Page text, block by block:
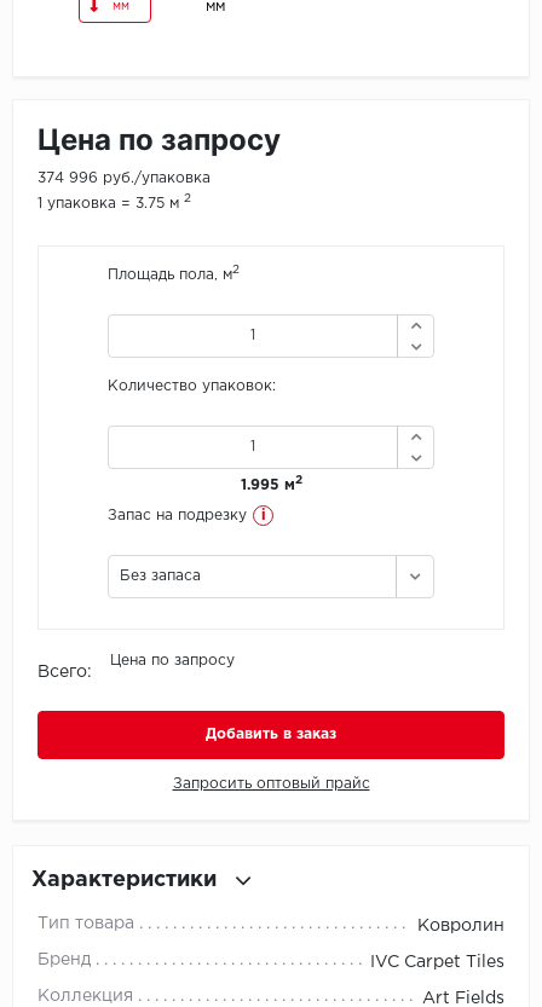
IVC Group
Juteks
LG Decotile
Made in Belgium
Natisston
мм
мм
Цена по запросу
374 996 руб./упаковка
1 упаковка = 3.75 м 2
Площадь пола, м2
Количество упаковок:
1.995 м2
Запас на подрезку i
Без запаса
Всего:
Цена по запросу
Добавить в заказ
Запросить оптовый прайс
Характеристики
Тип товара Ковролин
Бренд IVC Carpet Tiles
Коллекция Art Fields